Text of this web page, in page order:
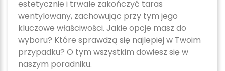
estetycznie i trwale zakończyć taras
wentylowany, zachowując przy tym jego
kluczowe właściwości. Jakie opcje masz do
wyboru? Które sprawdzą się najlepiej w Twoim
przypadku? O tym wszystkim dowiesz się w
naszym poradniku.